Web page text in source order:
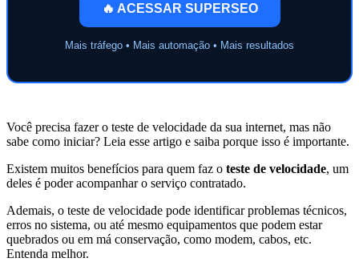
🔥 ACESSAR SUPERSEO
Mais tráfego • Mais automação • Mais resultados
Você precisa fazer o teste de velocidade da sua internet, mas não
sabe como iniciar? Leia esse artigo e saiba porque isso é importante.
Existem muitos benefícios para quem faz o teste de velocidade, um
deles é poder acompanhar o serviço contratado.
Ademais, o teste de velocidade pode identificar problemas técnicos,
erros no sistema, ou até mesmo equipamentos que podem estar
quebrados ou em má conservação, como modem, cabos, etc.
Entenda melhor.